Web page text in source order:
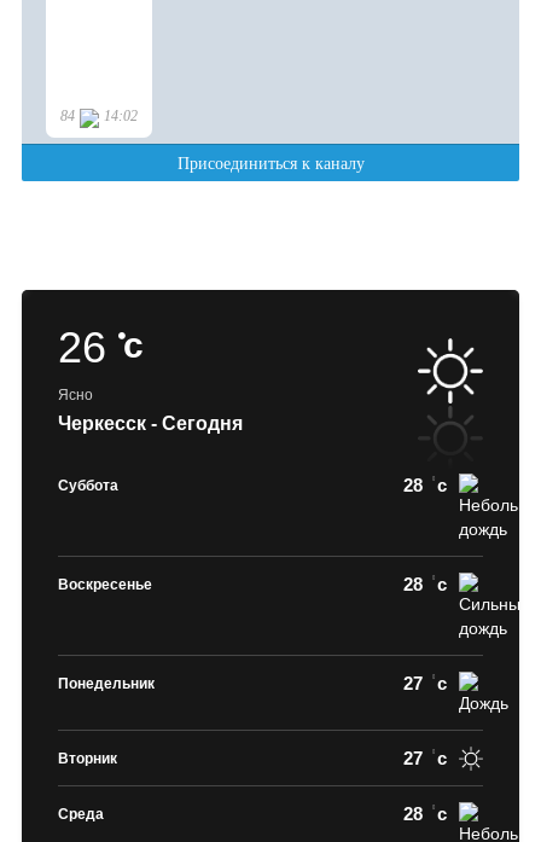
26 c
Ясно
Черкесск - Сегодня
Суббота 28 c
Воскресенье 28 c
Понедельник 27 c
Вторник 27 c
Среда 28 c